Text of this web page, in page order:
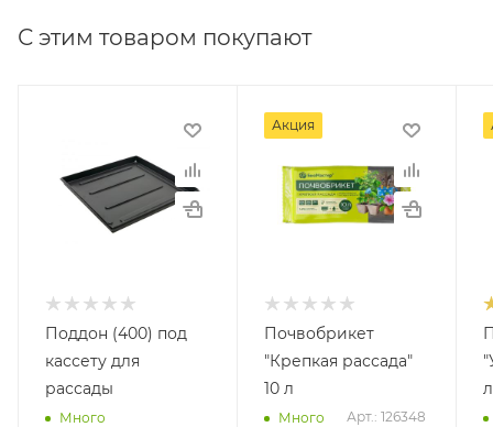
С этим товаром покупают
Поддон (400) под
кассету для
рассады
Много
Акция
Почвобрикет
"Крепкая рассада"
10 л
Много Арт.: 126348
л